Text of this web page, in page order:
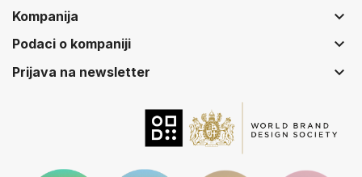
Kompanija keyboard_arrow_down
Podaci o kompaniji keyboard_arrow_down
Prijava na newsletter keyboard_arrow_down